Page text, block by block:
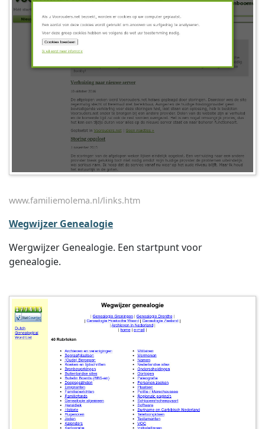
www.familiemolema.nl/links.htm
Wegwijzer Genealogie
Wergwijzer Genealogie. Een startpunt voor
genealogie.